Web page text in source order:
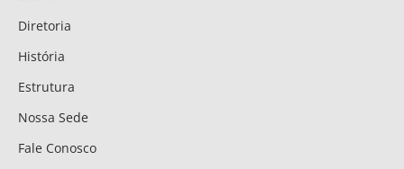
Diretoria
História
Estrutura
Nossa Sede
Fale Conosco